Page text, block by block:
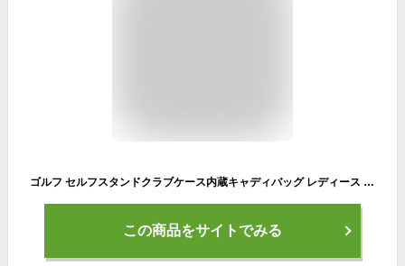
ゴルフ セルフスタンドクラブケース内蔵キャディバッグ レディース 女性用 軽量 カート型キャディバッグ ゴルフクラブ 9本 半透明 スケルトン オーロラカラー カラフル おしゃれ おもしろ かわいい 派手 大人可愛い 目立つ 特徴的 目印 ラウンド バック ゴルフ用品
この商品をサイトでみる